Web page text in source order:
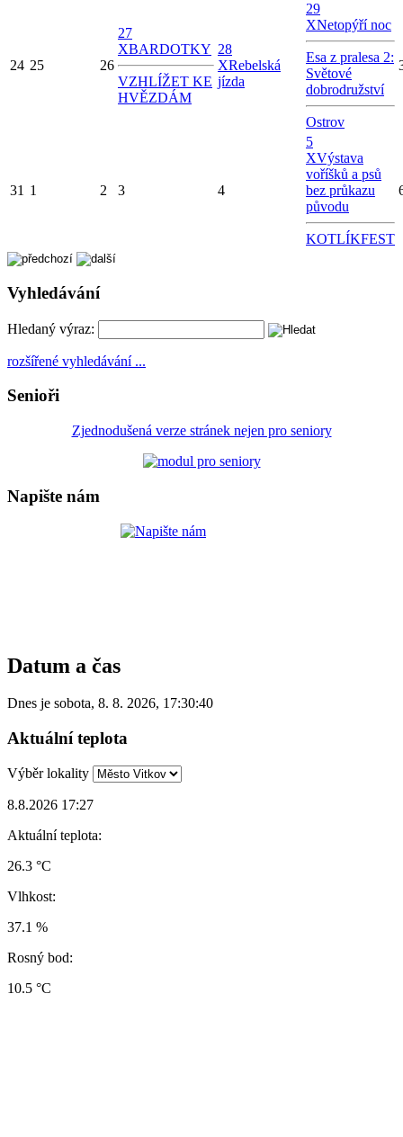
24 25 26
27
XBARDOTKY
VZHLÍŽET KE
HVĚZDÁM
28
XRebelská
jízda
29
XNetopýří noc
Esa z pralesa 2:
Světové
dobrodružství
Ostrov
31 1 2 3 4
5
XVýstava
voříšků a psů
bez průkazu
původu
KOTLÍKFEST
Vyhledávání
Hledaný výraz:
rozšířené vyhledávání ...
Senioři
Zjednodušená verze stránek nejen pro seniory
Napište nám
Datum a čas
Dnes je sobota, 8. 8. 2026, 17:30:40
Aktuální teplota
Výběr lokality
8.8.2026 17:27
Aktuální teplota:
26.3 °C
Vlhkost:
37.1 %
Rosný bod:
10.5 °C